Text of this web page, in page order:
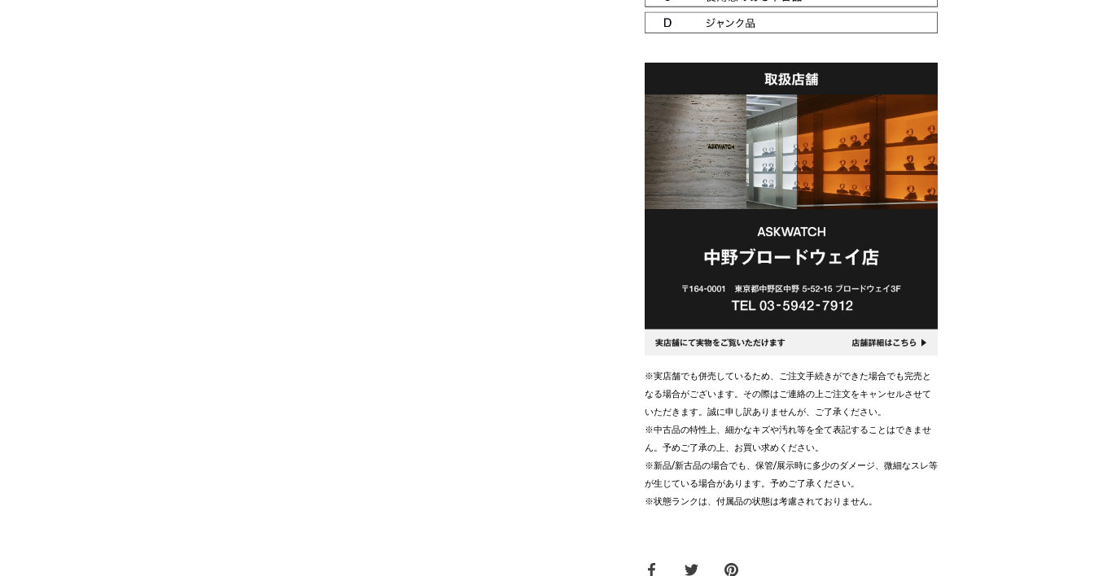
※実店舗でも併売しているため、ご注文手続きができた場合でも完売と
なる場合がございます。その際はご連絡の上ご注文をキャンセルさせて
いただきます。誠に申し訳ありませんが、ご了承ください。
※中古品の特性上、細かなキズや汚れ等を全て表記することはできませ
ん。予めご了承の上、お買い求めください。
※新品/新古品の場合でも、保管/展示時に多少のダメージ、微細なスレ等
が生じている場合があります。予めご了承ください。
※状態ランクは、付属品の状態は考慮されておりません。
FacebookTwitterピ